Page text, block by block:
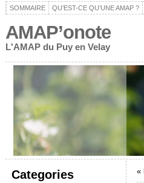
SOMMAIRE QU’EST-CE QU’UNE AMAP ?
AMAP’onote
L'AMAP du Puy en Velay
Categories «